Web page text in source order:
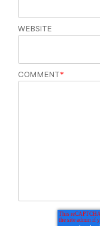
WEBSITE
COMMENT*